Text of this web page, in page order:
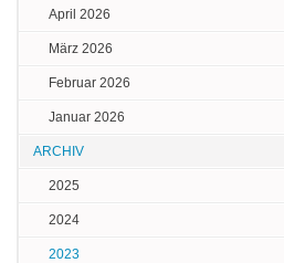
April 2026
März 2026
Februar 2026
Januar 2026
ARCHIV
2025
2024
2023